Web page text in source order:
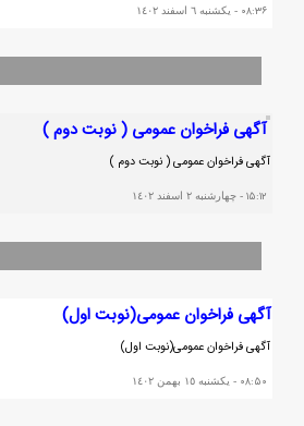
٠٨:٣٦ - يکشنبه ٦ اسفند ١٤٠٢
آگهي فراخوان عمومي ( نوبت دوم )
آگهي فراخوان عمومي ( نوبت دوم )
١٥:١٢ - چهارشنبه ٢ اسفند ١٤٠٢
آگهي فراخوان عمومي(نوبت اول)
آگهي فراخوان عمومي(نوبت اول)
٠٨:٥٠ - يکشنبه ١٥ بهمن ١٤٠٢